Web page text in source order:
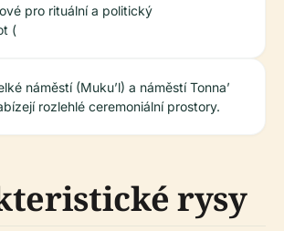
pro rituální a politický
(
náměstí (Muku’l) a náměstí Tonna’
rozlehlé ceremoniální prostory.
rysy